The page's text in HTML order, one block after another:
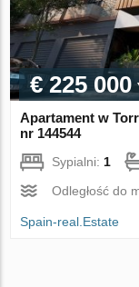
€ 225 000
Apartament w
nr 144544
Sypialni: 1
Odległość do
Spain-real.Estate